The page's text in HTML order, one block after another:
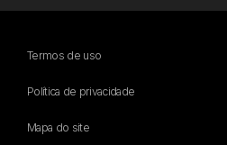
Termos de uso
Política de privacidade
Mapa do site